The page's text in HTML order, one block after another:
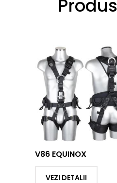
V56 G-FORCE
VEZI DETALII